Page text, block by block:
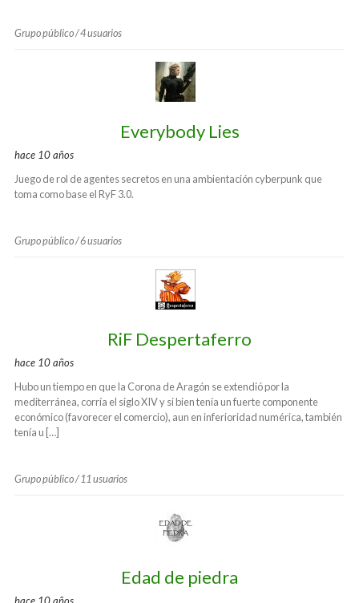
Grupo público / 4 usuarios
Everybody Lies
hace 10 años
Juego de rol de agentes secretos en una ambientación cyberpunk que
toma como base el RyF 3.0.
Grupo público / 6 usuarios
RiF Despertaferro
hace 10 años
Hubo un tiempo en que la Corona de Aragón se extendió por la
mediterránea, corría el siglo XIV y si bien tenía un fuerte componente
económico (favorecer el comercio), aun en inferioridad numérica, también
tenía u […]
Grupo público / 11 usuarios
Edad de piedra
hace 10 años